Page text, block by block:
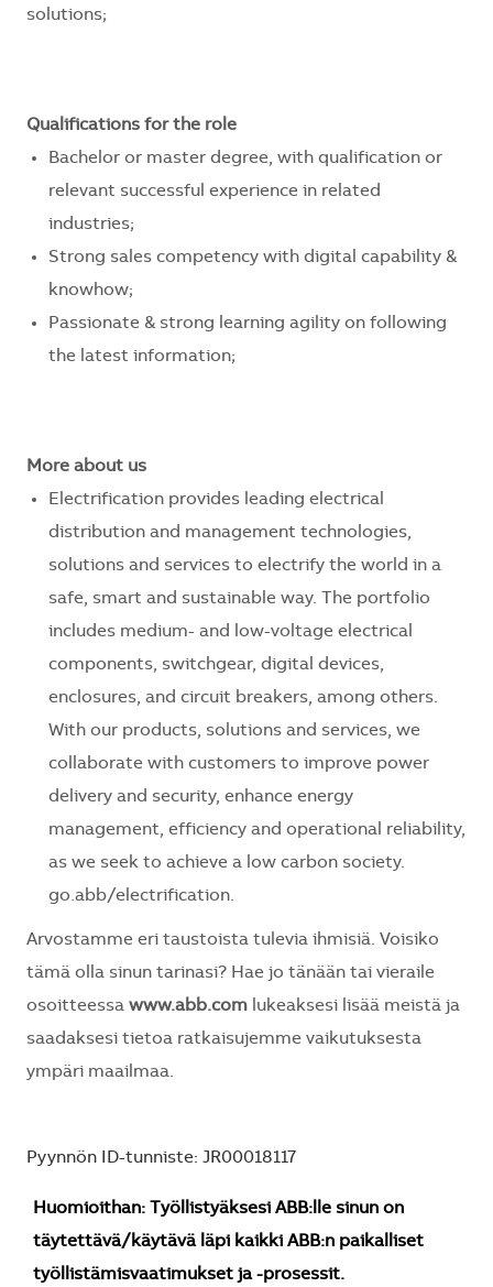
solutions;
Qualifications for the role
Bachelor or master degree, with qualification or
relevant successful experience in related
industries;
Strong sales competency with digital capability &
knowhow;
Passionate & strong learning agility on following
the latest information;
More about us
Electrification provides leading electrical
distribution and management technologies,
solutions and services to electrify the world in a
safe, smart and sustainable way. The portfolio
includes medium- and low-voltage electrical
components, switchgear, digital devices,
enclosures, and circuit breakers, among others.
With our products, solutions and services, we
collaborate with customers to improve power
delivery and security, enhance energy
management, efficiency and operational reliability,
as we seek to achieve a low carbon society.
go.abb/electrification.
Arvostamme eri taustoista tulevia ihmisiä. Voisiko
tämä olla sinun tarinasi? Hae jo tänään tai vieraile
osoitteessa www.abb.com lukeaksesi lisää meistä ja
saadaksesi tietoa ratkaisujemme vaikutuksesta
ympäri maailmaa.
Pyynnön ID-tunniste: JR00018117
Huomioithan: Työllistyäksesi ABB:lle sinun on
täytettävä/käytävä läpi kaikki ABB:n paikalliset
työllistämisvaatimukset ja -prosessit.